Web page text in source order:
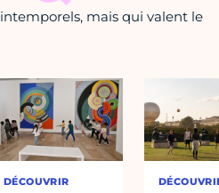
mais qui valent le
DÉCOUVRIR